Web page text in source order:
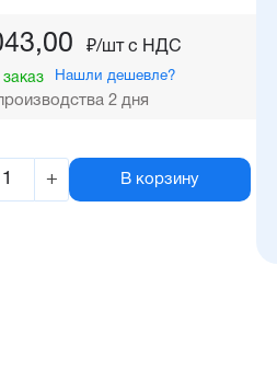
₽/шт c НДС
заказ Нашли дешевле?
2 дня
+ В корзину